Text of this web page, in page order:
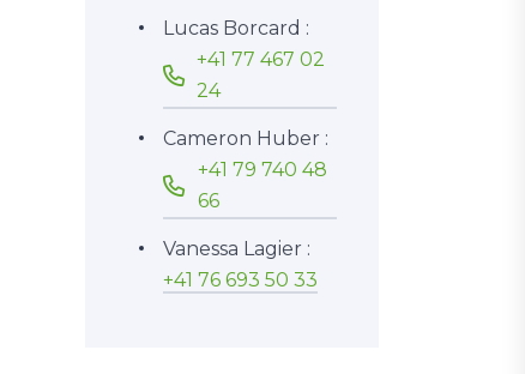
Lucas Borcard :
+41 77 467 02
24
Cameron Huber :
+41 79 740 48
66
Vanessa Lagier :
+41 76 693 50 33